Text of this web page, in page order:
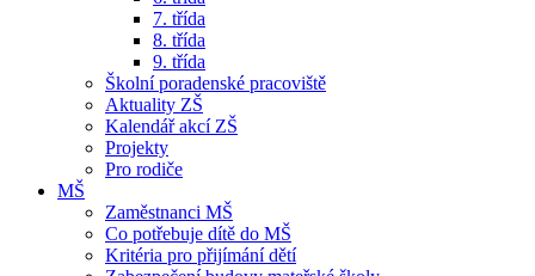
7. třída
8. třída
9. třída
Školní poradenské pracoviště
Aktuality ZŠ
Kalendář akcí ZŠ
Projekty
Pro rodiče
MŠ
Zaměstnanci MŠ
Co potřebuje dítě do MŠ
Kritéria pro přijímání dětí